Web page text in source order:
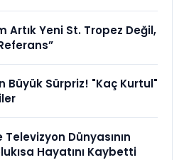
Artık Yeni St. Tropez Değil,
Büyük Sürpriz! "Kaç Kurtul"
Dünyasının
Hayatını Kaybetti